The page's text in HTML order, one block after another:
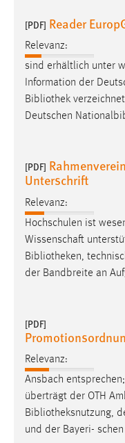
[PDF] Reader
Relevanz:
sind erhältlich unter
Information der
Bibliothek
Deutschen
[PDF]
Unterschrift
Relevanz:
Hochschulen ist
Wissenschaft
Bibliotheken,
der Bandbreite an
[PDF]
Relevanz:
Ansbach
überträgt der OTH
Bibliotheksnutzung,
und der Bayeri-
site-language-
Zweck:
Das Cookie
Cookie Laufzeit:
30 Tage
Name:
MibewSessionID,
chat-frame-style-
Zweck:
Wird benötigt um
Cookie Laufzeit:
Login
Name:
fe_user, be_user,
Zweck:
Dieser Cookie ist